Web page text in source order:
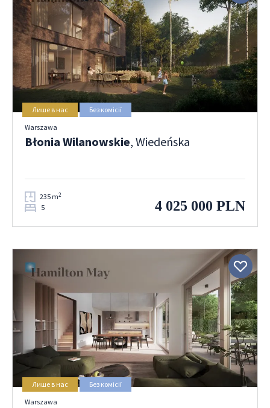
Лише в нас
Без комісії
Warszawa
Błonia Wilanowskie, Wiedeńska
235 m2
5 4 025 000 PLN
Лише в нас
Без комісії
Warszawa